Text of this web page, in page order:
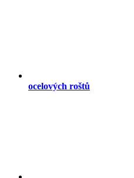
ocelových roštů